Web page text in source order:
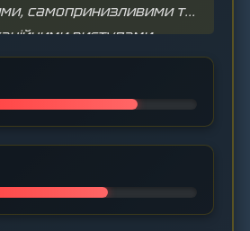
самопринизливими та
виступами.